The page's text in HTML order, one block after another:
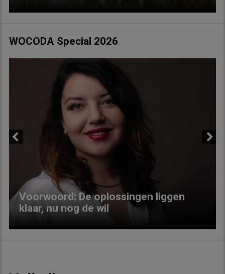
WOCODA Special 2026
Voorwoord: De oplossingen liggen
klaar, nu nog de wil